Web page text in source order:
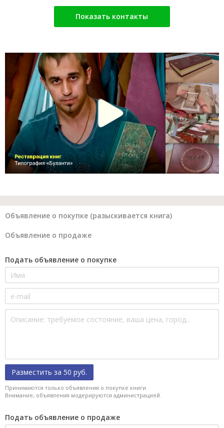
Показать контакты
Объявление о покупке (разыскивается книга)
Объявление о продаже
Подать объявление о покупке
Разместить за 50 руб.
Принимаются только объявления о покупке книги.
Внимание, объявления модерируются администрацией.
Подать объявление о продаже